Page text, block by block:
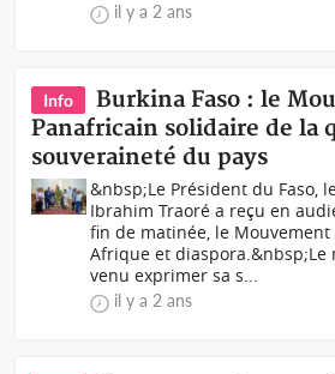
il y a 2 ans
Info
Burkina Faso : le
Panafricain solidaire de la
souveraineté du pays
&nbsp;Le Président du Faso,
Ibrahim Traoré a reçu en
fin de matinée, le
Afrique et diaspora.&nbsp;Le
venu exprimer sa s...
il y a 2 ans